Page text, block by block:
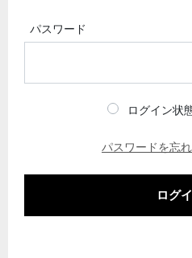
パスワード
ログイン状
パスワードを忘
ログ